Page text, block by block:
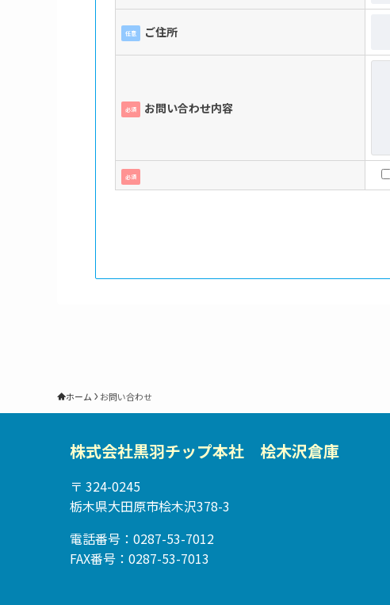
任意 ご住所
必須 お問い合わせ内容
必須
ホーム お問い合わせ
株式会社黒羽チップ本社 桧木沢倉庫
〒 324-0245
栃木県大田原市桧木沢378-3
電話番号：0287-53-7012
FAX番号：0287-53-7013